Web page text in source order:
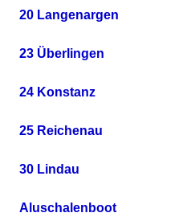
20 Langenargen
23 Überlingen
24 Konstanz
25 Reichenau
30 Lindau
Aluschalenboot